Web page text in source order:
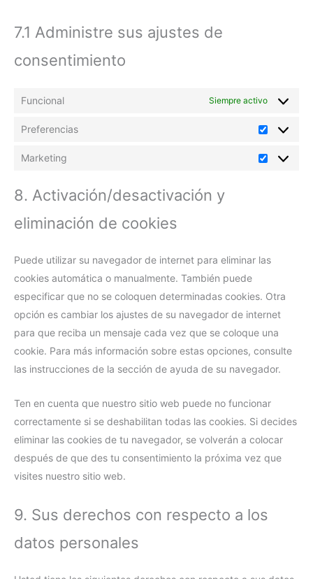
7.1 Administre sus ajustes de
consentimiento
Funcional Siempre activo
Preferencias
Marketing
8. Activación/desactivación y
eliminación de cookies
Puede utilizar su navegador de internet para eliminar las
cookies automática o manualmente. También puede
especificar que no se coloquen determinadas cookies. Otra
opción es cambiar los ajustes de su navegador de internet
para que reciba un mensaje cada vez que se coloque una
cookie. Para más información sobre estas opciones, consulte
las instrucciones de la sección de ayuda de su navegador.
Ten en cuenta que nuestro sitio web puede no funcionar
correctamente si se deshabilitan todas las cookies. Si decides
eliminar las cookies de tu navegador, se volverán a colocar
después de que des tu consentimiento la próxima vez que
visites nuestro sitio web.
9. Sus derechos con respecto a los
datos personales